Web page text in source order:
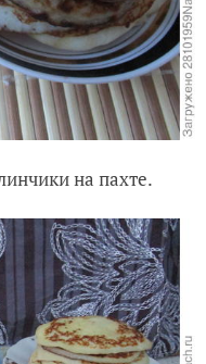
на пахте.